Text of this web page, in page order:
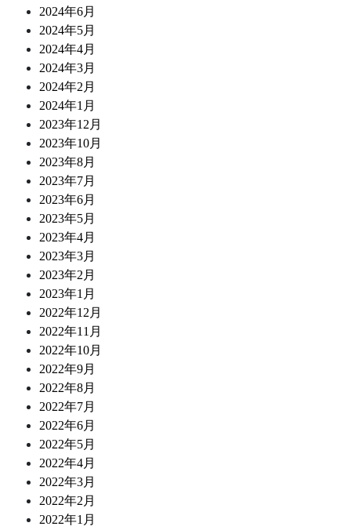
2024年6月
2024年5月
2024年4月
2024年3月
2024年2月
2024年1月
2023年12月
2023年10月
2023年8月
2023年7月
2023年6月
2023年5月
2023年4月
2023年3月
2023年2月
2023年1月
2022年12月
2022年11月
2022年10月
2022年9月
2022年8月
2022年7月
2022年6月
2022年5月
2022年4月
2022年3月
2022年2月
2022年1月